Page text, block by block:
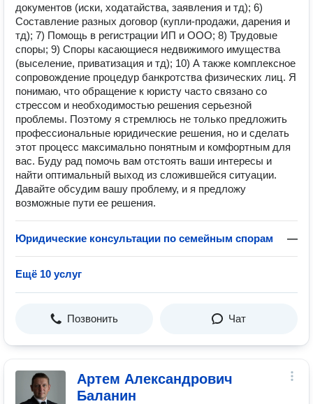
документов (иски, ходатайства, заявления и тд); 6)
Составление разных договор (купли-продажи, дарения и
тд); 7) Помощь в регистрации ИП и ООО; 8) Трудовые
споры; 9) Споры касающиеся недвижимого имущества
(выселение, приватизация и тд); 10) А также комплексное
сопровождение процедур банкротства физических лиц. Я
понимаю, что обращение к юристу часто связано со
стрессом и необходимостью решения серьезной
проблемы. Поэтому я стремлюсь не только предложить
профессиональные юридические решения, но и сделать
этот процесс максимально понятным и комфортным для
вас. Буду рад помочь вам отстоять ваши интересы и
найти оптимальный выход из сложившейся ситуации.
Давайте обсудим вашу проблему, и я предложу
возможные пути ее решения.
Юридические консультации по семейным спорам —
Ещё 10 услуг
Позвонить Чат
Артем Александрович
Баланин